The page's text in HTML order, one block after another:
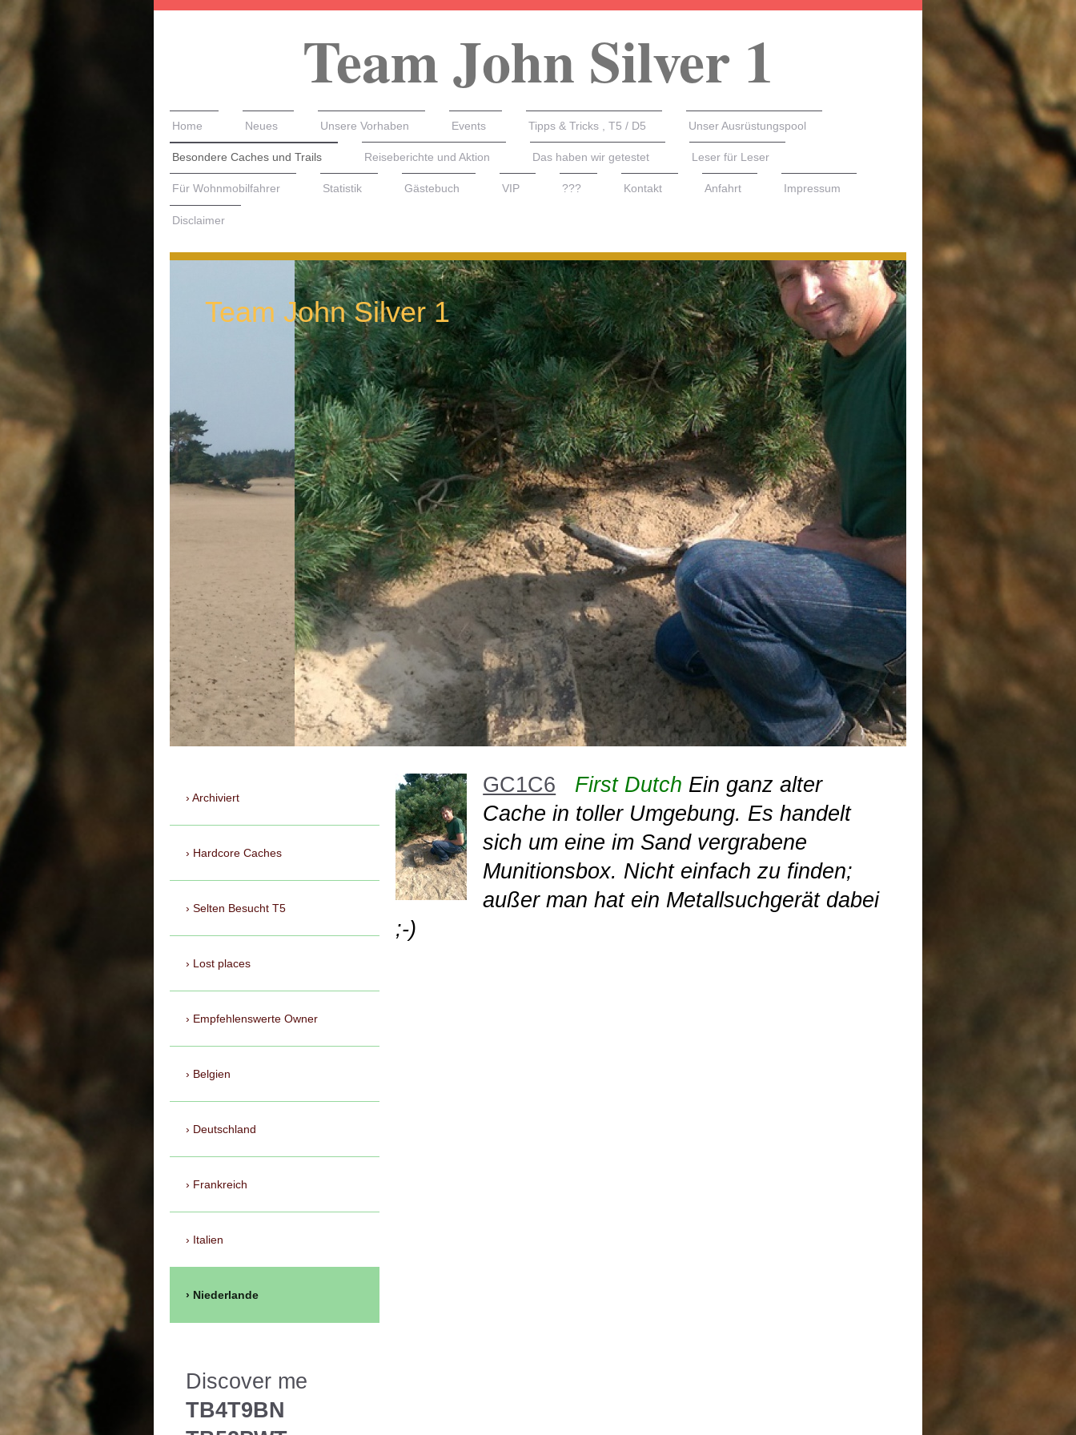
Team John Silver 1
Home Neues Unsere Vorhaben Events Tipps & Tricks , T5 / D5 Unser Ausrüstungspool
Besondere Caches und Trails Reiseberichte und Aktion Das haben wir getestet Leser für Leser
Für Wohnmobilfahrer Statistik Gästebuch VIP ??? Kontakt Anfahrt Impressum
Disclaimer
Team John Silver 1
GC1C6 First Dutch Ein ganz alter
Cache in toller Umgebung. Es handelt
sich um eine im Sand vergrabene
Munitionsbox. Nicht einfach zu finden;
außer man hat ein Metallsuchgerät dabei
;-)
Archiviert
Hardcore Caches
Selten Besucht T5
Lost places
Empfehlenswerte Owner
Belgien
Deutschland
Frankreich
Italien
Niederlande
Discover me
TB4T9BN